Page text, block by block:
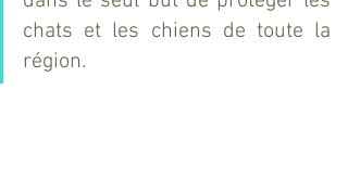
chats et les chiens de toute la
région.